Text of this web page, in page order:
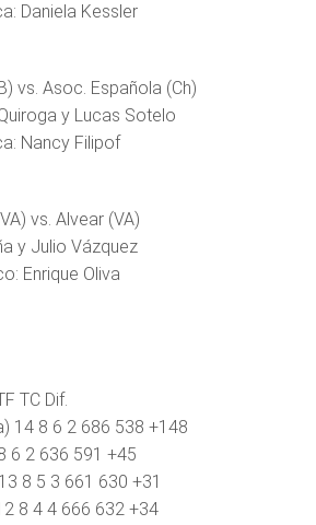
Daniela Kessler
vs. Asoc. Española (Ch)
y Lucas Sotelo
Nancy Filipof
vs. Alvear (VA)
y Julio Vázquez
Enrique Oliva
TC Dif.
14 8 6 2 686 538 +148
6 2 636 591 +45
8 5 3 661 630 +31
8 4 4 666 632 +34